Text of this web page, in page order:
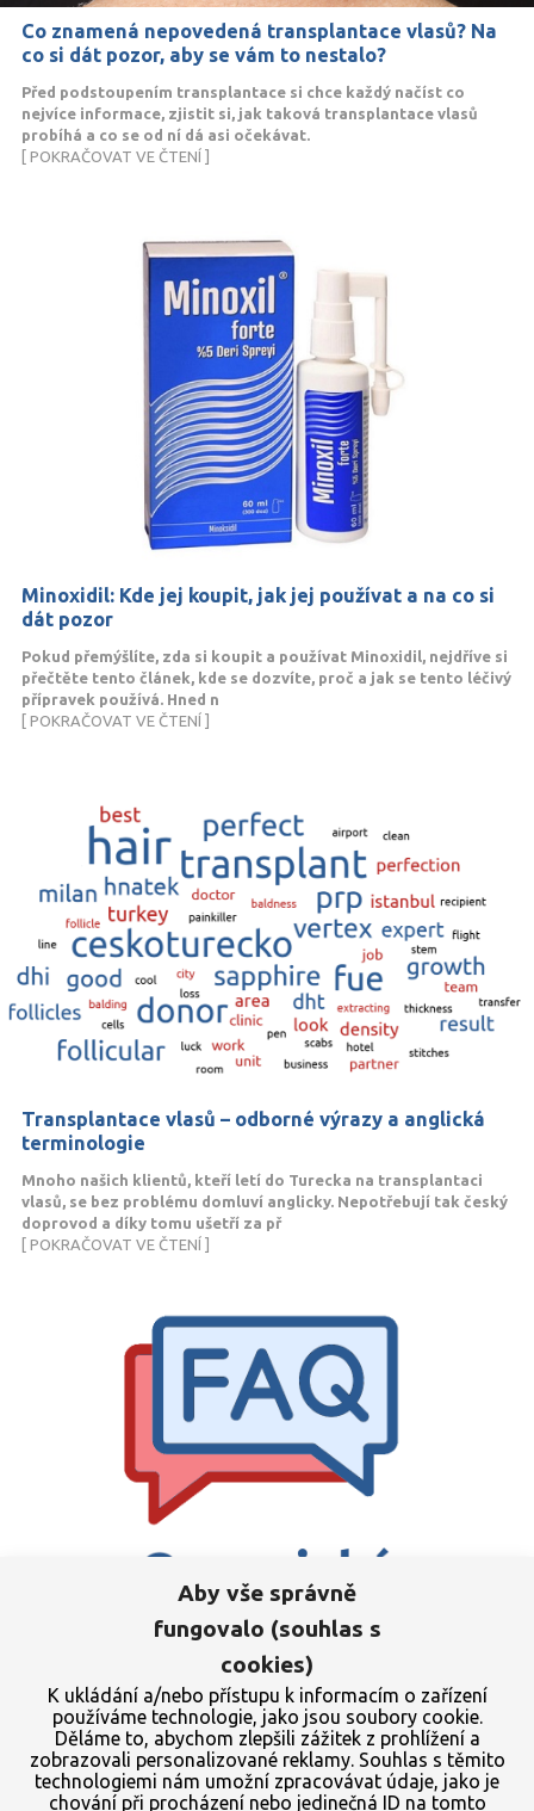
Aby vše správně
fungovalo (souhlas s
cookies)
K ukládání a/nebo přístupu k informacím o zařízení
používáme technologie, jako jsou soubory cookie.
Děláme to, abychom zlepšili zážitek z prohlížení a
zobrazovali personalizované reklamy. Souhlas s těmito
technologiemi nám umožní zpracovávat údaje, jako je
chování při procházení nebo jedinečná ID na tomto
Co znamená nepovedená transplantace vlasů? Na
co si dát pozor, aby se vám to nestalo?
Před podstoupením transplantace si chce každý načíst co
nejvíce informace, zjistit si, jak taková transplantace vlasů
probíhá a co se od ní dá asi očekávat.
[ POKRAČOVAT VE ČTENÍ ]
Minoxidil: Kde jej koupit, jak jej používat a na co si
dát pozor
Pokud přemýšlíte, zda si koupit a používat Minoxidil, nejdříve si
přečtěte tento článek, kde se dozvíte, proč a jak se tento léčivý
přípravek používá. Hned n
[ POKRAČOVAT VE ČTENÍ ]
Transplantace vlasů – odborné výrazy a anglická
terminologie
Mnoho našich klientů, kteří letí do Turecka na transplantaci
vlasů, se bez problému domluví anglicky. Nepotřebují tak český
doprovod a díky tomu ušetří za př
[ POKRAČOVAT VE ČTENÍ ]
Organická transplantace vlasů FAQ
Uvažujete o organické transplantaci vlasů? Chcete se dozvědět
veškeré informace? Prozkoumejte nejčastější otázky a odpovědi,